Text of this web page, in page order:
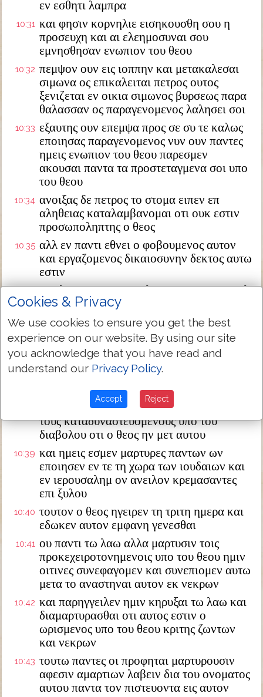
εν εσθητι λαμπρα
10:31 και φησιν κορνηλιε εισηκουσθη σου η
προσευχη και αι ελεημοσυναι σου
εμνησθησαν ενωπιον του θεου
10:32 πεμψον ουν εις ιοππην και μετακαλεσαι
σιμωνα ος επικαλειται πετρος ουτος
ξενιζεται εν οικια σιμωνος βυρσεως παρα
θαλασσαν ος παραγενομενος λαλησει σοι
10:33 εξαυτης ουν επεμψα προς σε συ τε καλως
εποιησας παραγενομενος νυν ουν παντες
ημεις ενωπιον του θεου παρεσμεν
ακουσαι παντα τα προστεταγμενα σοι υπο
του θεου
10:34 ανοιξας δε πετρος το στομα ειπεν επ
αληθειας καταλαμβανομαι οτι ουκ εστιν
προσωποληπτης ο θεος
10:35 αλλ εν παντι εθνει ο φοβουμενος αυτον
και εργαζομενος δικαιοσυνην δεκτος αυτω
εστιν
τον λογον ον απεστειλεν τοις υιοις ισραηλ
ευαγγελιζομενος ειρηνην δια ιησου
χριστου ουτος εστιν παντων κυριος
10:37 υμεις οιδατε το γενομενον ρημα καθ ολης
της ιουδαιας αρξαμενον απο της γαλιλαιας
μετα το βαπτισμα ο εκηρυξεν ιωαννης
ο θεος πνευματι αγιω και δυναμει ος
διηλθεν ευεργετων και ιωμενος παντας
τους καταδυναστευομενους υπο του
διαβολου οτι ο θεος ην μετ αυτου
10:39 και ημεις εσμεν μαρτυρες παντων ων
εποιησεν εν τε τη χωρα των ιουδαιων και
εν ιερουσαλημ ον ανειλον κρεμασαντες
επι ξυλου
10:40 τουτον ο θεος ηγειρεν τη τριτη ημερα και
εδωκεν αυτον εμφανη γενεσθαι
10:41 ου παντι τω λαω αλλα μαρτυσιν τοις
προκεχειροτονημενοις υπο του θεου ημιν
οιτινες συνεφαγομεν και συνεπιομεν αυτω
μετα το αναστηναι αυτον εκ νεκρων
10:42 και παρηγγειλεν ημιν κηρυξαι τω λαω και
διαμαρτυρασθαι οτι αυτος εστιν ο
ωρισμενος υπο του θεου κριτης ζωντων
και νεκρων
10:43 τουτω παντες οι προφηται μαρτυρουσιν
αφεσιν αμαρτιων λαβειν δια του ονοματος
αυτου παντα τον πιστευοντα εις αυτον
Cookies & Privacy
We use cookies to ensure you get the best
experience on our website. By using our site
you acknowledge that you have read and
understand our Privacy Policy.
Accept Reject